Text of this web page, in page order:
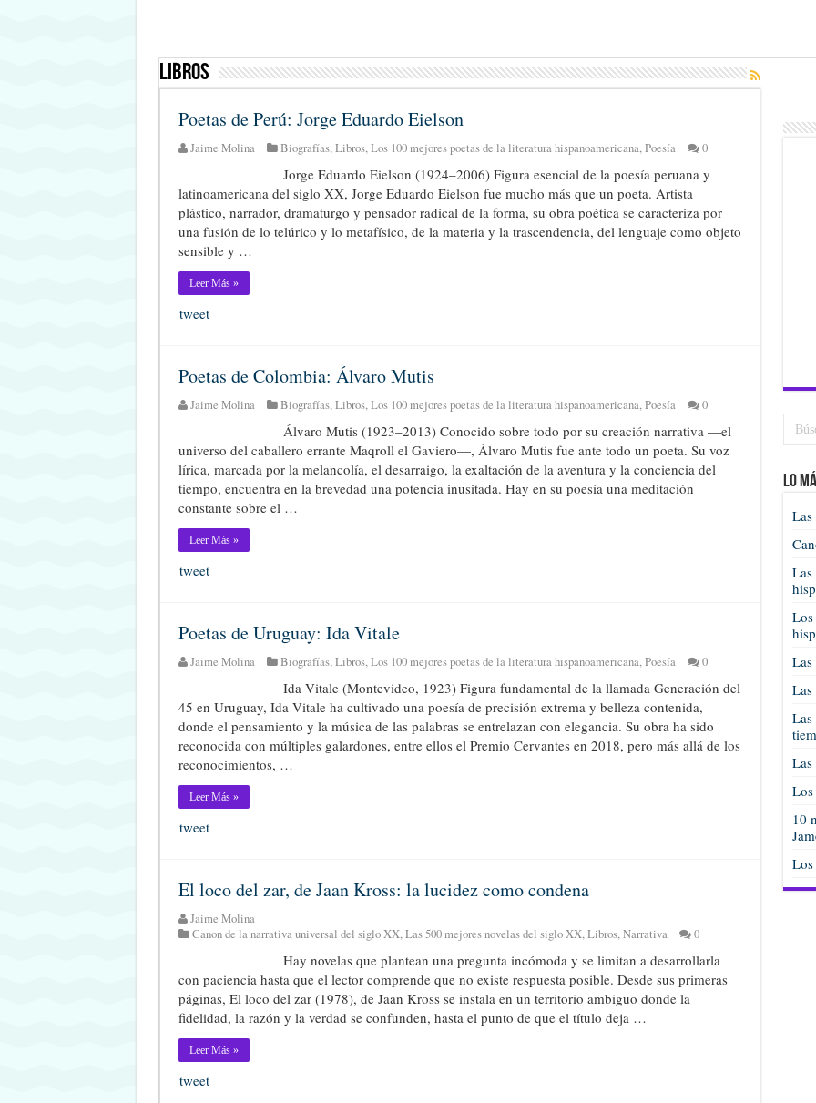
Libros
Poetas de Perú: Jorge Eduardo Eielson
Jaime Molina Biografías,Libros,Los 100 mejores poetas de la literatura hispanoamericana,Poesía 0
Jorge Eduardo Eielson (1924–2006) Figura esencial de la poesía peruana y
latinoamericana del siglo XX, Jorge Eduardo Eielson fue mucho más que un poeta. Artista
plástico, narrador, dramaturgo y pensador radical de la forma, su obra poética se caracteriza por
una fusión de lo telúrico y lo metafísico, de la materia y la trascendencia, del lenguaje como objeto
sensible y …
Leer Más »
tweet
Poetas de Colombia: Álvaro Mutis
Jaime Molina Biografías,Libros,Los 100 mejores poetas de la literatura hispanoamericana,Poesía 0
Álvaro Mutis (1923–2013) Conocido sobre todo por su creación narrativa —el
universo del caballero errante Maqroll el Gaviero—, Álvaro Mutis fue ante todo un poeta. Su voz
lírica, marcada por la melancolía, el desarraigo, la exaltación de la aventura y la conciencia del
tiempo, encuentra en la brevedad una potencia inusitada. Hay en su poesía una meditación
constante sobre el …
Leer Más »
tweet
Poetas de Uruguay: Ida Vitale
Jaime Molina Biografías,Libros,Los 100 mejores poetas de la literatura hispanoamericana,Poesía 0
Ida Vitale (Montevideo, 1923) Figura fundamental de la llamada Generación del
45 en Uruguay, Ida Vitale ha cultivado una poesía de precisión extrema y belleza contenida,
donde el pensamiento y la música de las palabras se entrelazan con elegancia. Su obra ha sido
reconocida con múltiples galardones, entre ellos el Premio Cervantes en 2018, pero más allá de los
reconocimientos, …
Leer Más »
tweet
El loco del zar, de Jaan Kross: la lucidez como condena
Jaime Molina
Canon de la narrativa universal del siglo XX,Las 500 mejores novelas del siglo XX,Libros,Narrativa 0
Hay novelas que plantean una pregunta incómoda y se limitan a desarrollarla
con paciencia hasta que el lector comprende que no existe respuesta posible. Desde sus primeras
páginas, El loco del zar (1978), de Jaan Kross se instala en un territorio ambiguo donde la
fidelidad, la razón y la verdad se confunden, hasta el punto de que el título deja …
Leer Más »
tweet
Lo
Las
Los
Las
Las
Las
Las
Los
10
Los